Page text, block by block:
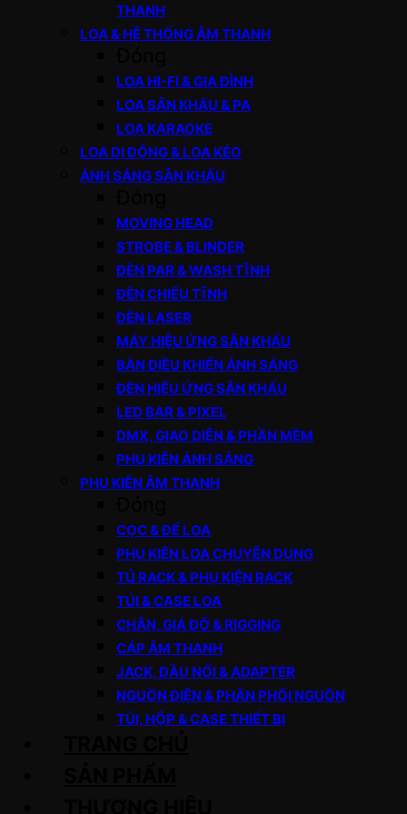
THANH
LOA & HỆ THỐNG ÂM THANH
LOA HI-FI & GIA ĐÌNH
LOA SÂN KHẤU & PA
LOA KARAOKE
LOA DI ĐỘNG & LOA KÉO
ÁNH SÁNG SÂN KHẤU
MOVING HEAD
STROBE & BLINDER
ĐÈN PAR & WASH TĨNH
ĐÈN CHIẾU TĨNH
ĐÈN LASER
MÁY HIỆU ỨNG SÂN KHẤU
BÀN ĐIỀU KHIỂN ÁNH SÁNG
ĐÈN HIỆU ỨNG SÂN KHẤU
LED BAR & PIXEL
DMX, GIAO DIỆN & PHẦN MỀM
PHỤ KIỆN ÁNH SÁNG
PHỤ KIỆN ÂM THANH
CỌC & ĐẾ LOA
PHỤ KIỆN LOA CHUYÊN DỤNG
TỦ RACK & PHỤ KIỆN RACK
TÚI & CASE LOA
CHÂN, GIÁ ĐỠ & RIGGING
CÁP ÂM THANH
JACK, ĐẦU NỐI & ADAPTER
NGUỒN ĐIỆN & PHÂN PHỐI NGUỒN
TÚI, HỘP & CASE THIẾT BỊ